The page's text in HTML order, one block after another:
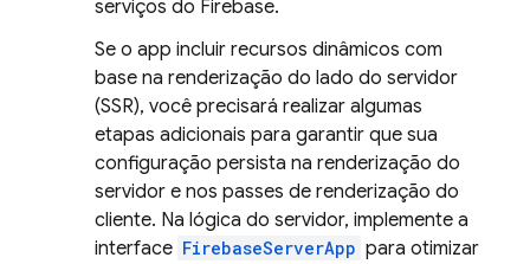
serviços do Firebase.
Se o app incluir recursos dinâmicos com
base na renderização do lado do servidor
(SSR), você precisará realizar algumas
etapas adicionais para garantir que sua
configuração persista na renderização do
servidor e nos passes de renderização do
cliente. Na lógica do servidor, implemente a
interface FirebaseServerApp para otimizar